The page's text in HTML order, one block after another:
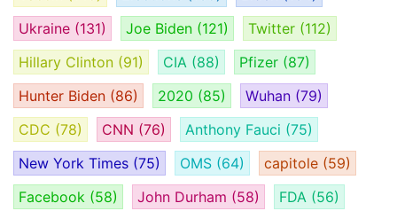
Ukraine (131) Joe Biden (121) Twitter (112)
Hillary Clinton (91) CIA (88) Pfizer (87)
Hunter Biden (86) 2020 (85) Wuhan (79)
CDC (78) CNN (76) Anthony Fauci (75)
New York Times (75) OMS (64) capitole (59)
Facebook (58) John Durham (58) FDA (56)